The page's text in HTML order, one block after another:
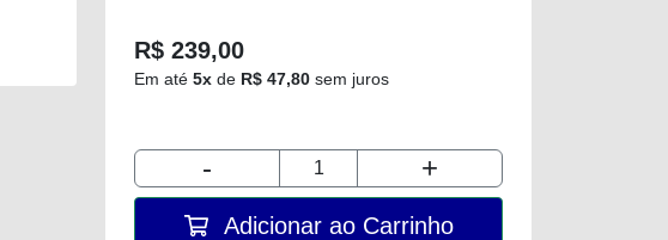
R$ 239,00
Em até 5x de R$ 47,80 sem juros
- +
Adicionar ao Carrinho